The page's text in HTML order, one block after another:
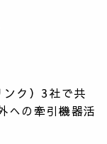
ク）3社で共
の牽引機器活